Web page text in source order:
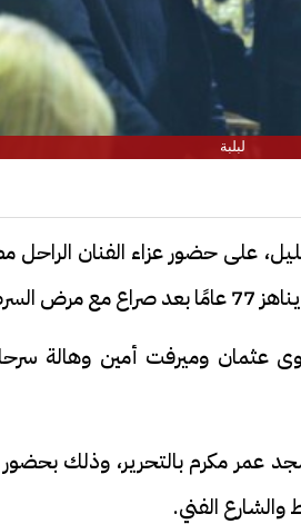
لبلبة
على حضور عزاء الفنان
عثمان وميرفت أمين وهالة
عمر مكرم بالتحرير، وذلك
الفني.